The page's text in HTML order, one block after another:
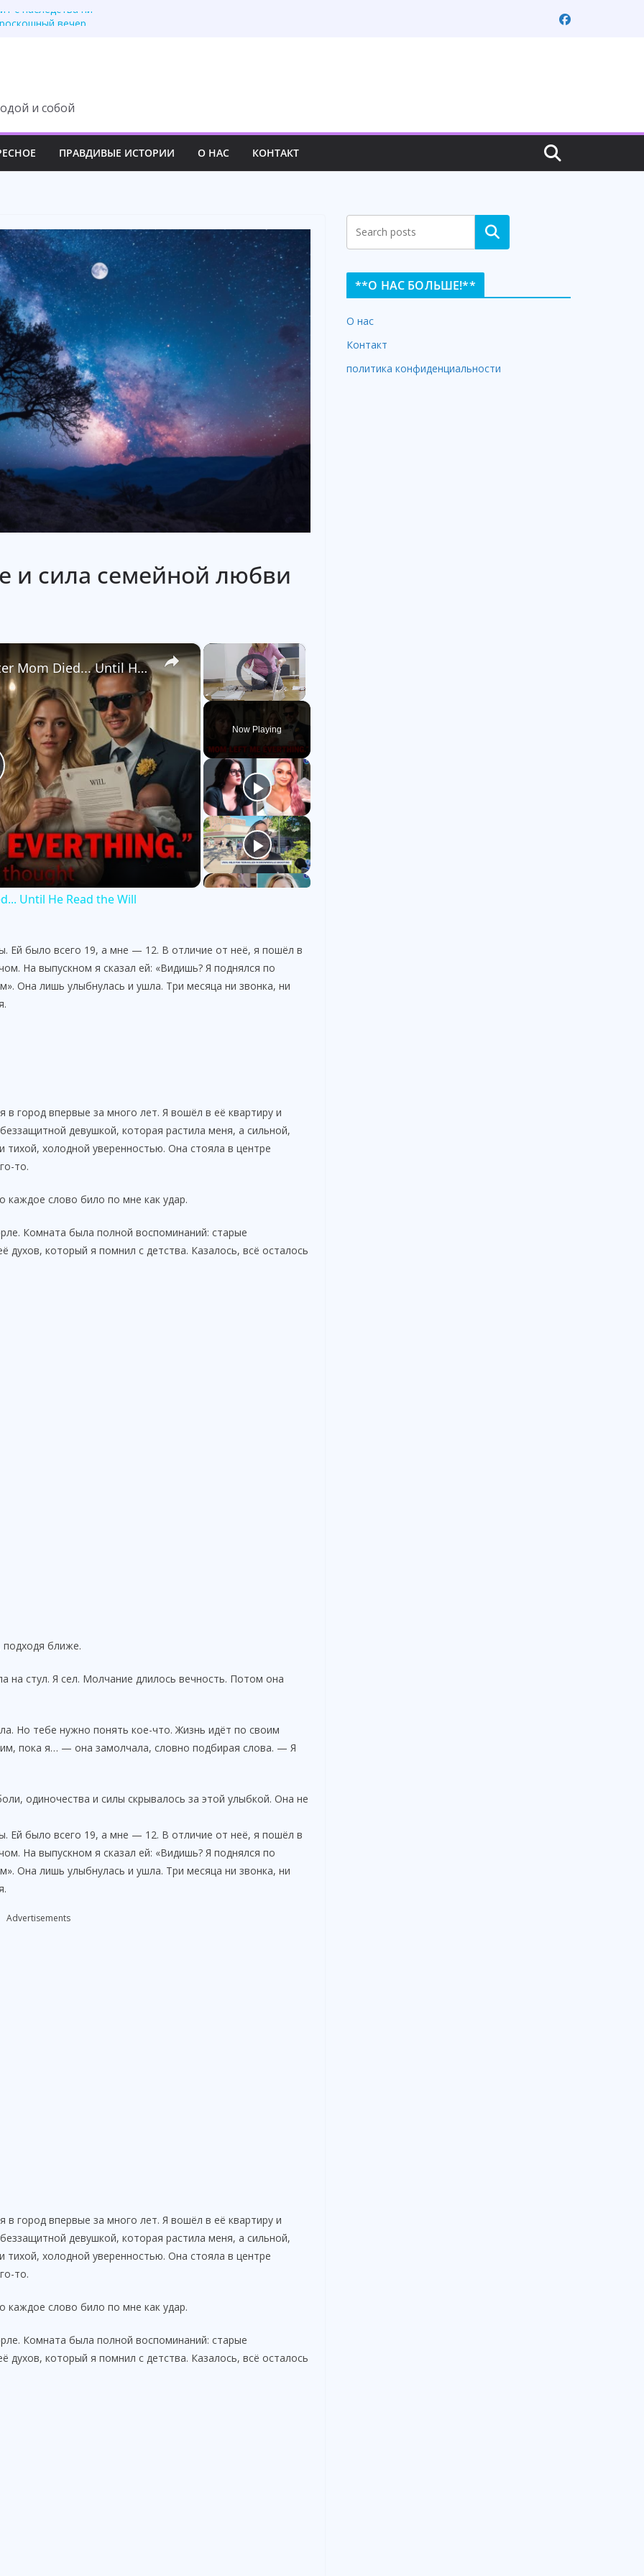
с наследства ни
правду
свою жизнь
и собой
ПРАВДИВЫЕ ИСТОРИИ О НАС КОНТАКТ
и сила семейной любви
×
Now Playing
×
My Brother Took Everything After Mom Died... Until He Read the Will
Until He Read the Will
Ей было всего 19, а мне — 12. В отличие от неё, я пошёл в
На выпускном я сказал ей: «Видишь? Я поднялся по
Она лишь улыбнулась и ушла. Три месяца ни звонка, ни
город впервые за много лет. Я вошёл в её квартиру и
девушкой, которая растила меня, а сильной,
холодной уверенностью. Она стояла в центре
то.
слово било по мне как удар.
Комната была полной воспоминаний: старые
духов, который я помнил с детства. Казалось, всё осталось
ближе.
на стул. Я сел. Молчание длилось вечность. Потом она
Но тебе нужно понять кое-что. Жизнь идёт по своим
пока я… — она замолчала, словно подбирая слова. — Я
одиночества и силы скрывалось за этой улыбкой. Она не
Ей было всего 19, а мне — 12. В отличие от неё, я пошёл в
На выпускном я сказал ей: «Видишь? Я поднялся по
Она лишь улыбнулась и ушла. Три месяца ни звонка, ни
Advertisements
город впервые за много лет. Я вошёл в её квартиру и
девушкой, которая растила меня, а сильной,
холодной уверенностью. Она стояла в центре
то.
слово било по мне как удар.
Комната была полной воспоминаний: старые
духов, который я помнил с детства. Казалось, всё осталось
Search
**О НАС БОЛЬШЕ!**
О нас
Контакт
политика конфиденциальности